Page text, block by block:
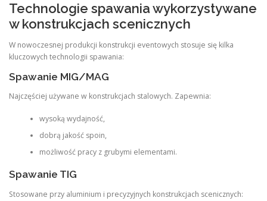
Technologie spawania wykorzystywane
w konstrukcjach scenicznych
W nowoczesnej produkcji konstrukcji eventowych stosuje się kilka
kluczowych technologii spawania:
Spawanie MIG/MAG
Najczęściej używane w konstrukcjach stalowych. Zapewnia:
wysoką wydajność,
dobrą jakość spoin,
możliwość pracy z grubymi elementami.
Spawanie TIG
Stosowane przy aluminium i precyzyjnych konstrukcjach scenicznych: